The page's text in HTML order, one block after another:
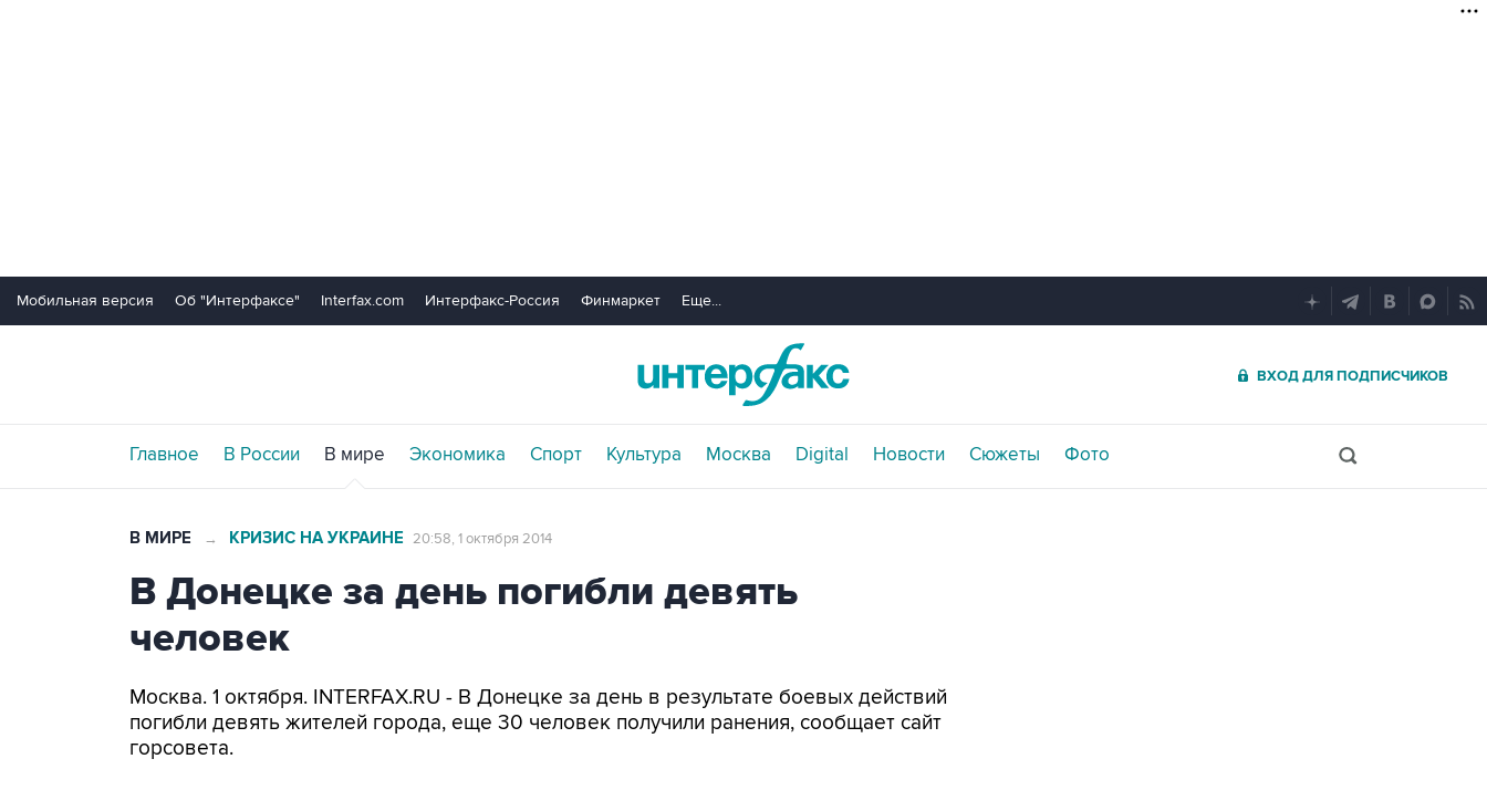
Мобильная версия Об "Интерфаксе" Interfax.com Интерфакс-Россия Финмаркет Еще...
ВХОД ДЛЯ ПОДПИСЧИКОВ
Главное В России В мире Экономика Спорт Культура Москва Digital Новости Сюжеты Фото
В МИРЕ → КРИЗИС НА УКРАИНЕ 20:58, 1 октября 2014
В Донецке за день погибли девять
человек
Москва. 1 октября. INTERFAX.RU - В Донецке за день в результате боевых действий
погибли девять жителей города, еще 30 человек получили ранения, сообщает сайт
горсовета.